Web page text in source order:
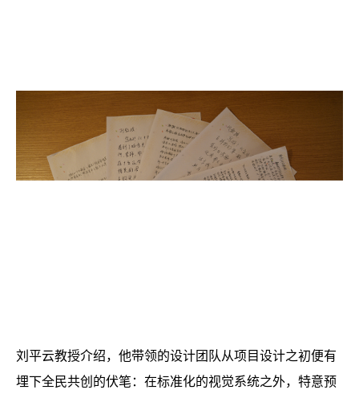
刘平云教授介绍，他带领的设计团队从项目设计之初便有
埋下全民共创的伏笔：在标准化的视觉系统之外，特意预